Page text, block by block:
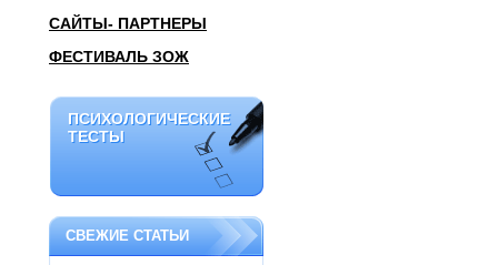
САЙТЫ- ПАРТНЕРЫ
ФЕСТИВАЛЬ ЗОЖ
ПСИХОЛОГИЧЕСКИЕ
ТЕСТЫ
ПСИХОЛОГИЧЕСКИЕ
ТЕСТЫ
СВЕЖИЕ СТАТЬИ